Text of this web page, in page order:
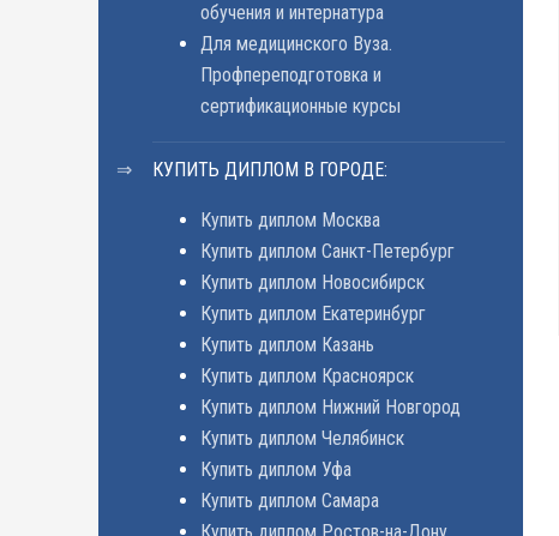
обучения и интернатура
Для медицинского Вуза.
Профпереподготовка и
сертификационные курсы
КУПИТЬ ДИПЛОМ В ГОРОДЕ:
Купить диплом Москва
Купить диплом Санкт-Петербург
Купить диплом Новосибирск
Купить диплом Екатеринбург
Купить диплом Казань
Купить диплом Красноярск
Купить диплом Нижний Новгород
Купить диплом Челябинск
Купить диплом Уфа
Купить диплом Самара